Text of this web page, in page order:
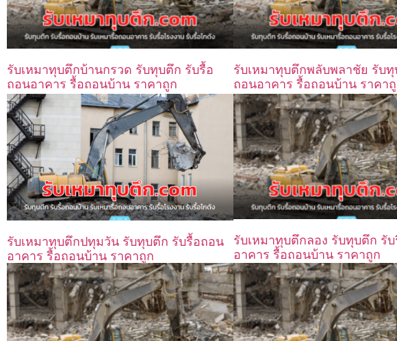
รับเหมาทุบตึกบ้านกรวด รับทุบตึก รับรื้อ
ถอนอาคาร รื้อถอนบ้าน ราคาถูก
รับเหมาทุบตึกพลับพลาชัย รับ
ถอนอาคาร รื้อถอนบ้าน ราคา
รับเหมาทุบตึกปทุมวัน รับทุบตึก รับรื้อถอน
อาคาร รื้อถอนบ้าน ราคาถูก
รับเหมาทุบตึกลอง รับทุบตึก รั
อาคาร รื้อถอนบ้าน ราคาถูก